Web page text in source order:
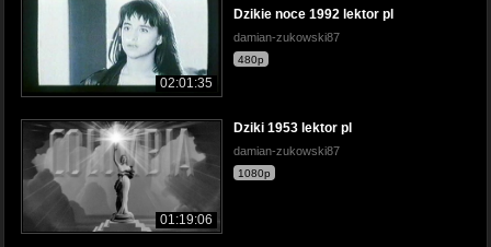
02:01:35
Dzikie noce 1992 lektor pl
damian-zukowski87
480p
01:19:06
Dziki 1953 lektor pl
damian-zukowski87
1080p